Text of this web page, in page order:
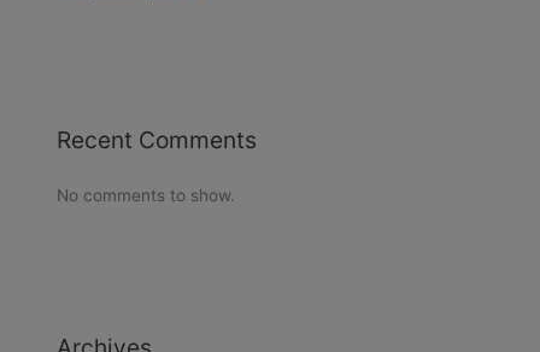
Recent Comments
No comments to show.